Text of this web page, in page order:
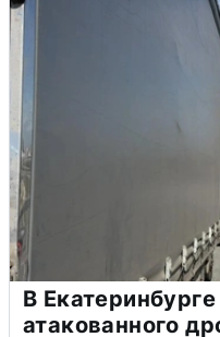
В
атакованного